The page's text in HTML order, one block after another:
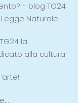
- blog TG24
Naturale
la
alla cultura